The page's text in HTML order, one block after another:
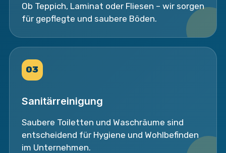
Ob Teppich, Laminat oder Fliesen – wir sorgen
für gepflegte und saubere Böden.
03
Sanitärreinigung
Saubere Toiletten und Waschräume sind
entscheidend für Hygiene und Wohlbefinden
im Unternehmen.